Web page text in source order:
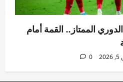
الممتاز.. القمة أمام
0